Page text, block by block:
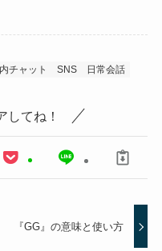
チャット SNS 日常会話
してね！
『GG』の意味と使い方